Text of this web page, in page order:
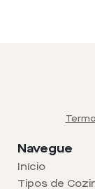
Navegue
Início
Tipos de